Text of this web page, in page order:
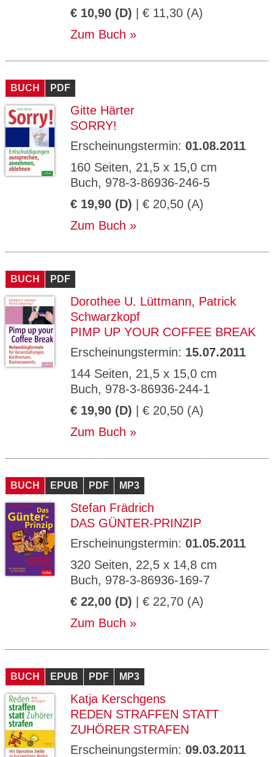
€ 10,90 (D) | € 11,30 (A)
Zum Buch
BUCH PDF
Gitte Härter
SORRY!
Erscheinungstermin: 01.08.2011
160 Seiten, 21,5 x 15,0 cm
Buch, 978-3-86936-246-5
€ 19,90 (D) | € 20,50 (A)
Zum Buch
BUCH PDF
Dorothee U. Lüttmann, Patrick
Schwarzkopf
PIMP UP YOUR COFFEE BREAK
Erscheinungstermin: 15.07.2011
144 Seiten, 21,5 x 15,0 cm
Buch, 978-3-86936-244-1
€ 19,90 (D) | € 20,50 (A)
Zum Buch
BUCH EPUB PDF MP3
Stefan Frädrich
DAS GÜNTER-PRINZIP
Erscheinungstermin: 01.05.2011
320 Seiten, 22,5 x 14,8 cm
Buch, 978-3-86936-169-7
€ 22,00 (D) | € 22,70 (A)
Zum Buch
BUCH EPUB PDF MP3
Katja Kerschgens
REDEN STRAFFEN STATT
ZUHÖRER STRAFEN
Erscheinungstermin: 09.03.2011